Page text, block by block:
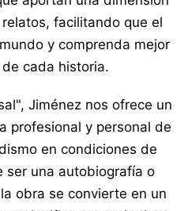
facilitando que el
y comprenda mejor
cada historia.
Jiménez nos ofrece un
profesional y personal de
en condiciones de
ser una autobiografía o
obra se convierte en un